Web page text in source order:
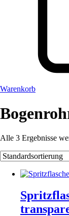
Warenkorb
Alle 3 Ergebnisse